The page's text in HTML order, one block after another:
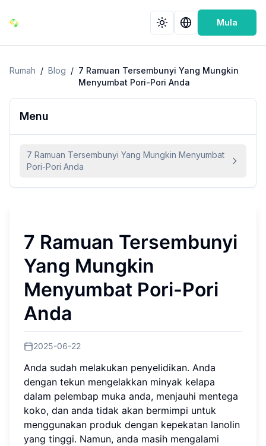
Mula
Rumah / Blog / 7 Ramuan Tersembunyi Yang Mungkin
Menyumbat Pori-Pori Anda
Menu
7 Ramuan Tersembunyi Yang Mungkin Menyumbat
Pori-Pori Anda
7 Ramuan Tersembunyi
Yang Mungkin
Menyumbat Pori-Pori
Anda
2025-06-22
Anda sudah melakukan penyelidikan. Anda
dengan tekun mengelakkan minyak kelapa
dalam pelembap muka anda, menjauhi mentega
koko, dan anda tidak akan bermimpi untuk
menggunakan produk dengan kepekatan lanolin
yang tinggi. Namun, anda masih mengalami